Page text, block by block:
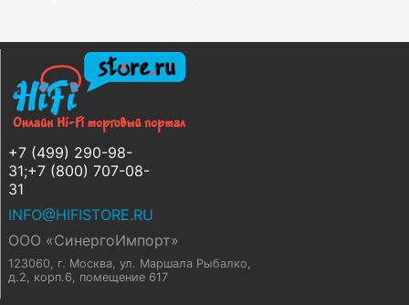
+7 (499) 290-98-
31;+7 (800) 707-08-
31
INFO@HIFISTORE.RU
ООО «СинергоИмпорт»
123060, г. Москва, ул. Маршала Рыбалко,
д.2, корп.6, помещение 617